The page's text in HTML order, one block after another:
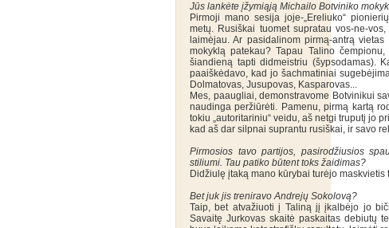
Jūs lankėte įžymiąją Michailo Botviniko
Pirmoji mano sesija joje-„Ereliuko“
metų. Rusiškai tuomet supratau vos-ne-
laimėjau. Ar pasidalinom pirmą-antrą
mokyklą patekau? Tapau Talino
šiandieną tapti didmeistriu (šypsodamas).
paaiškėdavo, kad jo šachmatiniai
Dolmatovas, Jusupovas, Kasparovas...
Mes, paaugliai, demonstravome Botvinikui
naudinga peržiūrėti. Pamenu, pirmą kartą
tokiu „autoritariniu“ veidu, aš netgi truputį jo
kad aš dar silpnai suprantu rusiškai, ir savo
Pirmosios tavo partijos, pasirodžiusios
stiliumi. Tau patiko būtent toks žaidimas?
Didžiulę įtaką mano kūrybai turėjo
Bet juk jis treniravo Andrejų Sokolovą?
Taip, bet atvažiuoti į Taliną jį įkalbėjo jo
Savaitę Jurkovas skaitė paskaitas debiutų